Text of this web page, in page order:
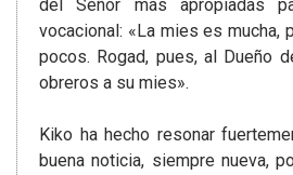
del Señor más apropiadas
vocacional: «La mies es mucha,
pocos. Rogad, pues, al Dueño
obreros a su mies».
Kiko ha hecho resonar
buena noticia, siempre nueva,